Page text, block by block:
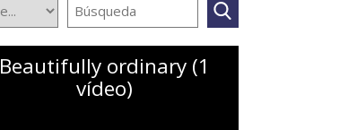
Beautifully ordinary (1
vídeo)